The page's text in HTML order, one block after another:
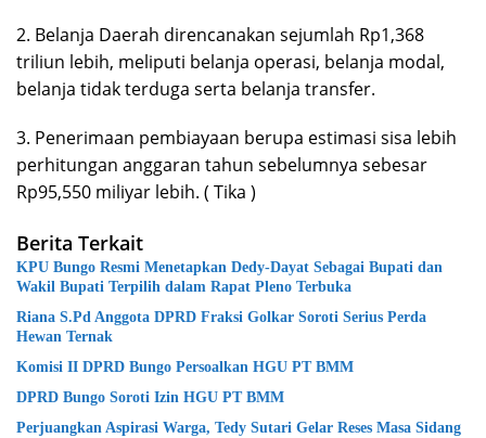
2. Belanja Daerah direncanakan sejumlah Rp1,368
triliun lebih, meliputi belanja operasi, belanja modal,
belanja tidak terduga serta belanja transfer.
3. Penerimaan pembiayaan berupa estimasi sisa lebih
perhitungan anggaran tahun sebelumnya sebesar
Rp95,550 miliyar lebih. ( Tika )
Berita Terkait
KPU Bungo Resmi Menetapkan Dedy-Dayat Sebagai Bupati dan
Wakil Bupati Terpilih dalam Rapat Pleno Terbuka
Riana S.Pd Anggota DPRD Fraksi Golkar Soroti Serius Perda
Hewan Ternak
Komisi II DPRD Bungo Persoalkan HGU PT BMM
DPRD Bungo Soroti Izin HGU PT BMM
Perjuangkan Aspirasi Warga, Tedy Sutari Gelar Reses Masa Sidang